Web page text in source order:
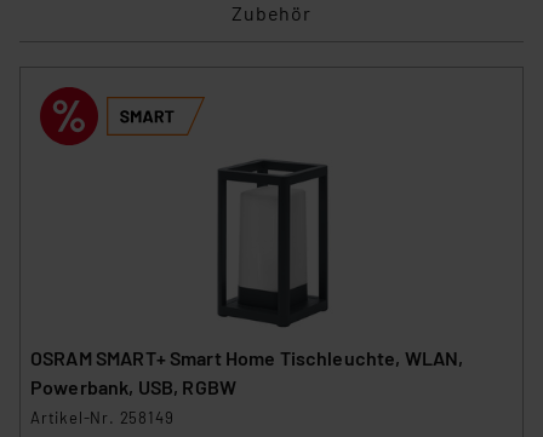
Zubehör
OSRAM SMART+ Smart Home Tischleuchte, WLAN,
Powerbank, USB, RGBW
Artikel-Nr. 258149